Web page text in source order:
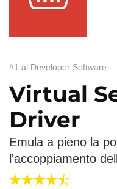
#1 al Developer Software
Virtual
Driver
Emula a pieno la
l'accoppiamento